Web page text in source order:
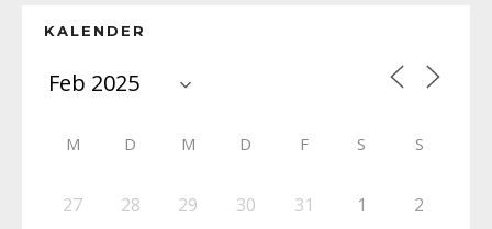
KALENDER
M D M D F S S
27 28 29 30 31 1 2